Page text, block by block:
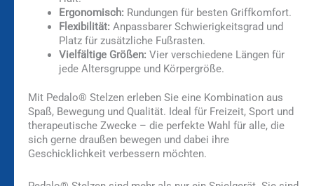
Ergonomisch: Rundungen für besten Griffkomfort.
Flexibilität: Anpassbarer Schwierigkeitsgrad und
Platz für zusätzliche Fußrasten.
Vielfältige Größen: Vier verschiedene Längen für
jede Altersgruppe und Körpergröße.
Mit Pedalo® Stelzen erleben Sie eine Kombination aus
Spaß, Bewegung und Qualität. Ideal für Freizeit, Sport und
therapeutische Zwecke – die perfekte Wahl für alle, die
sich gerne draußen bewegen und dabei ihre
Geschicklichkeit verbessern möchten.